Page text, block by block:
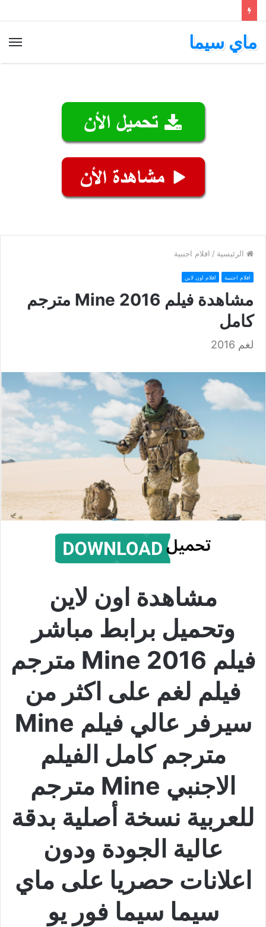
ماي سيما
الرئيسية / افلام اجنبية
افلام اجنبية افلام اون لاين
مشاهدة فيلم Mine 2016 مترجم
كامل
لغم 2016
مشاهدة اون لاين
وتحميل برابط مباشر
فيلم Mine 2016 مترجم
فيلم لغم على اكثر من
سيرفر عالي فيلم Mine
مترجم كامل الفيلم
الاجنبي Mine مترجم
للعربية نسخة أصلية بدقة
عالية الجودة ودون
اعلانات حصريا على ماي
سيما سيما فور يو